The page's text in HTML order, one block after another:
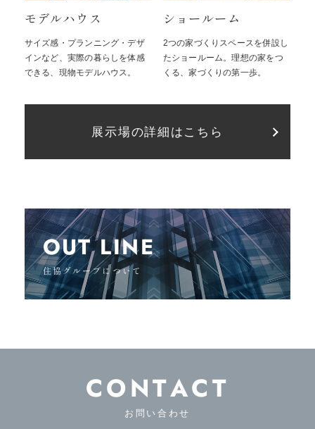
モデルハウス
サイズ感・プランニング・デザ
インなど、実際の暮らしを体感
できる、現物モデルハウス。
ショールーム
2つの家づくりスペースを併設し
たショールーム。理想の家をつ
くる、家づくりの第一歩。
展示場の詳細はこちら
OUT LINE
住協グループについて
CONTACT
お問い合わせ